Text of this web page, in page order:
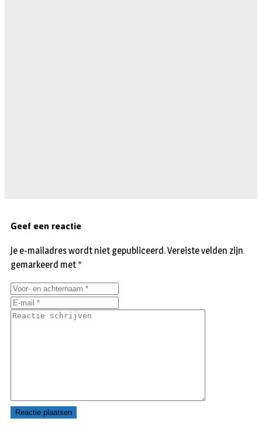
Geef een reactie
Je e-mailadres wordt niet gepubliceerd.Vereiste velden zijn
gemarkeerd met *